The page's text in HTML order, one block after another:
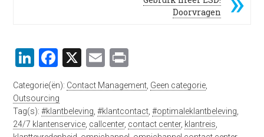
Doorvragen
LinkedIn
Facebook
X Email
Categorie(ën): Contact Management Geen categorie
Outsourcing
Tag(s):#klantbeleving ,#klantcontact ,#optimaleklantbeleving
24/7 klantenservice callcenter, contact center, klantreis